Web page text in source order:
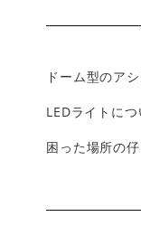
ドーム型のア
LEDライトにつ
困った場所の